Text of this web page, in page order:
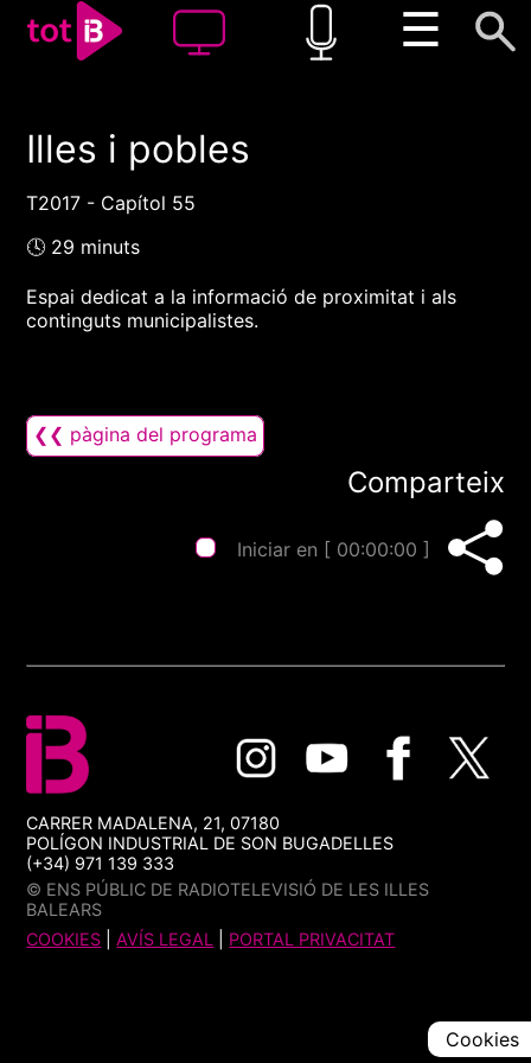
☰
00:00 00:00
1x
Illes i pobles
T2017 - Capítol 55
🕓 29 minuts
Espai dedicat a la informació de proximitat i als
continguts municipalistes.
❮❮ pàgina del programa
Comparteix
Iniciar en [ 00:00:00 ]
CARRER MADALENA, 21, 07180
POLÍGON INDUSTRIAL DE SON BUGADELLES
(+34) 971 139 333
© ENS PÚBLIC DE RADIOTELEVISIÓ DE LES ILLES
BALEARS
COOKIES |AVÍS LEGAL PORTAL PRIVACITAT
Cookies